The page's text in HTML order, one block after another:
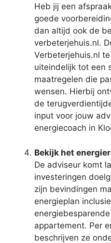
Heb jij een
goede
dan altijd ook de
verbeterjehuis.nl.
Verbeterjehuis.nl
uiteindelijk tot een
maatregelen die
wensen. Hierbij
de
input voor jouw
energiecoach in
Bekijk het
De adviseur komt
investeringen
zijn bevindingen
energieplan
appartement. Per
beschrijven ze